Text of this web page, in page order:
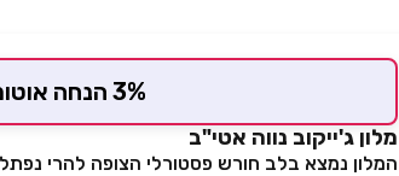
3% הנחה אוטומטית למשלמים בכרטיס המועדון
מלון ג'ייקוב נווה אטי"ב
המלון נמצא בלב חורש פסטורלי הצופה להרי נפתלי